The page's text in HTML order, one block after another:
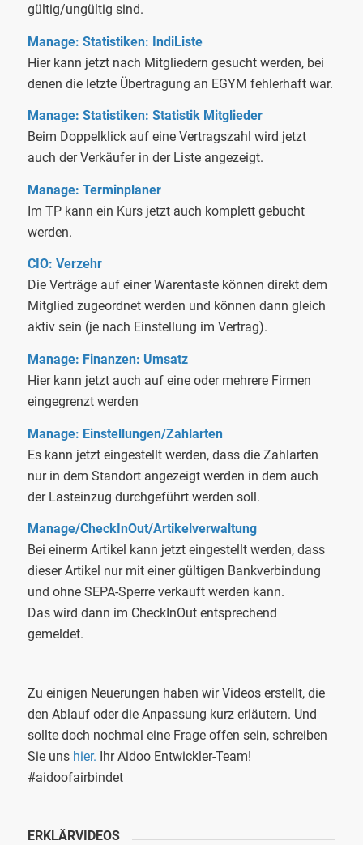
gültig/ungültig sind.
Manage: Statistiken: IndiListe
Hier kann jetzt nach Mitgliedern gesucht werden, bei
denen die letzte Übertragung an EGYM fehlerhaft war.
Manage: Statistiken: Statistik Mitglieder
Beim Doppelklick auf eine Vertragszahl wird jetzt
auch der Verkäufer in der Liste angezeigt.
Manage: Terminplaner
Im TP kann ein Kurs jetzt auch komplett gebucht
werden.
CIO: Verzehr
Die Verträge auf einer Warentaste können direkt dem
Mitglied zugeordnet werden und können dann gleich
aktiv sein (je nach Einstellung im Vertrag).
Manage: Finanzen: Umsatz
Hier kann jetzt auch auf eine oder mehrere Firmen
eingegrenzt werden
Manage: Einstellungen/Zahlarten
Es kann jetzt eingestellt werden, dass die Zahlarten
nur in dem Standort angezeigt werden in dem auch
der Lasteinzug durchgeführt werden soll.
Manage/CheckInOut/Artikelverwaltung
Bei einerm Artikel kann jetzt eingestellt werden, dass
dieser Artikel nur mit einer gültigen Bankverbindung
und ohne SEPA-Sperre verkauft werden kann.
Das wird dann im CheckInOut entsprechend
gemeldet.
Zu einigen Neuerungen haben wir Videos erstellt, die
den Ablauf oder die Anpassung kurz erläutern. Und
sollte doch nochmal eine Frage offen sein, schreiben
Sie uns hier. Ihr Aidoo Entwickler-Team!
#aidoofairbindet
ERKLÄRVIDEOS